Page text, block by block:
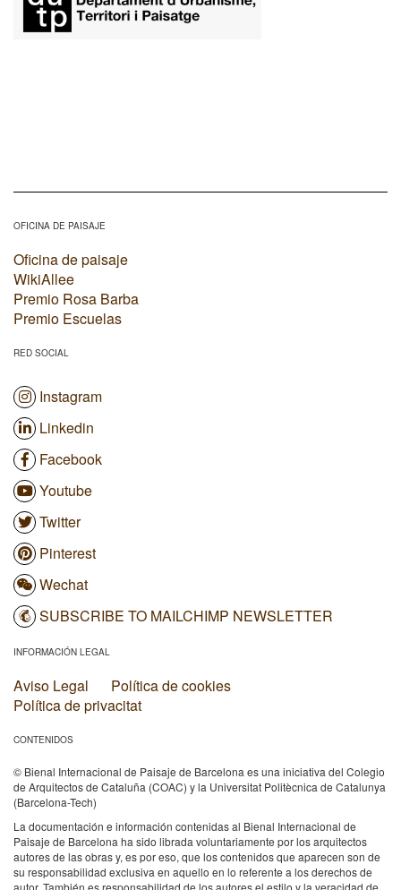
OFICINA DE PAISAJE
Oficina de paisaje
WikiAllee
Premio Rosa Barba
Premio Escuelas
RED SOCIAL
Instagram
Linkedin
Facebook
Youtube
Twitter
Pinterest
Wechat
SUBSCRIBE TO MAILCHIMP NEWSLETTER
INFORMACIÓN LEGAL
Aviso Legal
Política de cookies
Política de privacitat
CONTENIDOS
© Bienal Internacional de Paisaje de Barcelona es una iniciativa del Colegio
de Arquitectos de Cataluña (COAC) y la Universitat Politècnica de Catalunya
(Barcelona-Tech)
La documentación e información contenidas al Bienal Internacional de
Paisaje de Barcelona ha sido librada voluntariamente por los arquitectos
autores de las obras y, es por eso, que los contenidos que aparecen son de
su responsabilidad exclusiva en aquello en lo referente a los derechos de
autor. También es responsabilidad de los autores el estilo y la veracidad de